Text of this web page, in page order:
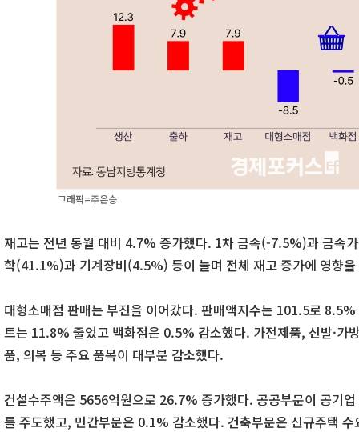
그래픽=주은승
재고는 전년 동월 대비 4.7% 증가했다. 1차 금속(-7.5%)과 금속
학(41.1%)과 기계장비(4.5%) 등이 늘며 전체 재고 증가에 영향
대형소매점 판매는 부진을 이어갔다. 판매액지수는 101.5로
트는 11.8% 줄었고 백화점은 0.5% 감소했다. 가전제품, 신발·가
품, 의복 등 주요 품목이 대부분 감소했다.
건설수주액은 5656억원으로 26.7% 증가했다. 공공부문이 공기
를 주도했고, 민간부문은 0.1% 감소했다. 건축부문은 신규주택